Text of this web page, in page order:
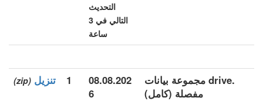
التحديث
التالي في 3
ساعة
.drive مجموعة بيانات
مفصلة (كامل)
08.08.202
6
1 تنزيل (zip)